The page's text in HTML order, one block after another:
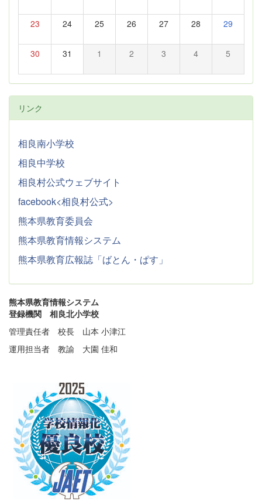
23 24 25 26 27 28 29
30 31 1 2 3 4 5
リンク
相良南小学校
相良中学校
相良村公式ウェブサイト
facebook<相良村公式>
熊本県教育委員会
熊本県教育情報システム
熊本県教育広報誌「ばとん・ぱす」
熊本県教育情報システム
登録機関 相良北小学校
管理責任者 校長 山本 小津江
運用担当者 教諭 大園 佳和